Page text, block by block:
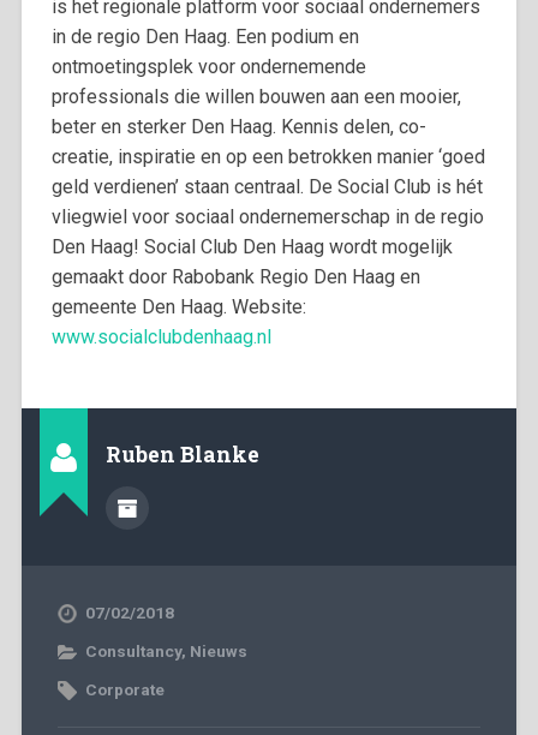
is het regionale platform voor sociaal ondernemers
in de regio Den Haag. Een podium en
ontmoetingsplek voor ondernemende
professionals die willen bouwen aan een mooier,
beter en sterker Den Haag. Kennis delen, co-
creatie, inspiratie en op een betrokken manier ‘goed
geld verdienen’ staan centraal. De Social Club is hét
vliegwiel voor sociaal ondernemerschap in de regio
Den Haag! Social Club Den Haag wordt mogelijk
gemaakt door Rabobank Regio Den Haag en
gemeente Den Haag. Website:
www.socialclubdenhaag.nl
Ruben Blanke
07/02/2018
Consultancy, Nieuws
Corporate